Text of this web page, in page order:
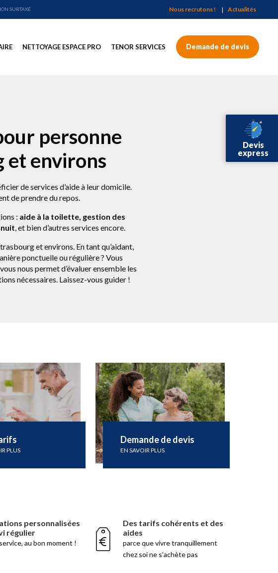
SURTAXÉ Nous recrutons ! Actualités
NETTOYAGE ESPACE PRO TENOR SERVICES Demande de devis
personne
et environs
de services d’aide à leur domicile.
de prendre du repos.
: aide à la toilette, gestion des
, et bien d’autres services encore.
et environs. En tant qu’aidant,
ponctuelle ou régulière ? Vous
nous permet d’évaluer ensemble les
nécessaires. Laissez-vous guider !
PLUS
Demande de devis
EN SAVOIR PLUS
personnalisées
régulier
au bon moment !
Des tarifs cohérents et des
aides
parce que vivre tranquillement
chez soi ne s’achète pas
Devis
express